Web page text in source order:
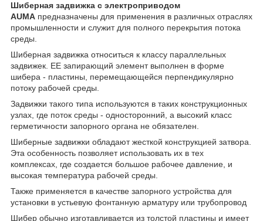
Шиберная задвижка с электроприводом
AUMA предназначены для применения в различных отраслях
промышленности и служит для полного перекрытия потока
среды.
Шиберная задвижка относиться к классу параллельных
задвижек. ЕЕ запирающий элемент выполнен в форме
шибера - пластины, перемещающейся перпендикулярно
потоку рабочей среды.
Задвижки такого типа используются в таких конструкционных
узлах, где поток среды - односторонний, а высокий класс
герметичности запорного органа не обязателен.
Шиберные задвижки обладают жесткой конструкцией затвора.
Эта особенность позволяет использовать их в тех
комплексах, где создается большое рабочее давление, и
высокая температура рабочей среды.
Также применяется в качестве запорного устройства для
установки в устьевую фонтанную арматуру или трубопровод
Шибер обычно изготавливается из толстой пластины и имеет